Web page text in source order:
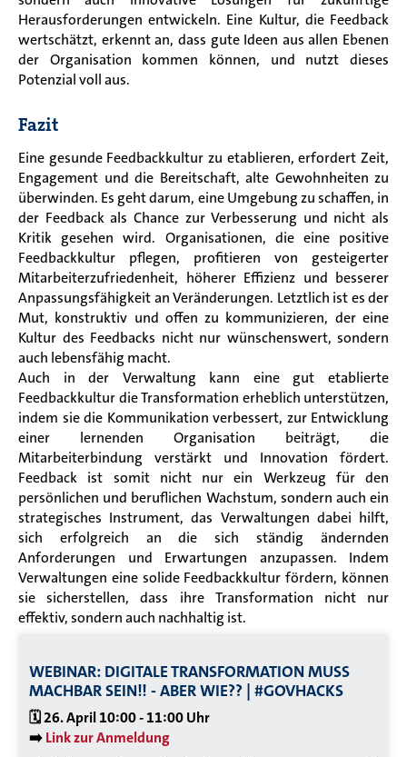
Herausforderungen entwickeln. Eine Kultur, die Feedback
wertschätzt, erkennt an, dass gute Ideen aus allen Ebenen
der Organisation kommen können, und nutzt dieses
Potenzial voll aus.
Fazit
Eine gesunde Feedbackkultur zu etablieren, erfordert Zeit,
Engagement und die Bereitschaft, alte Gewohnheiten zu
überwinden. Es geht darum, eine Umgebung zu schaffen, in
der Feedback als Chance zur Verbesserung und nicht als
Kritik gesehen wird. Organisationen, die eine positive
Feedbackkultur pflegen, profitieren von gesteigerter
Mitarbeiterzufriedenheit, höherer Effizienz und besserer
Anpassungsfähigkeit an Veränderungen. Letztlich ist es der
Mut, konstruktiv und offen zu kommunizieren, der eine
Kultur des Feedbacks nicht nur wünschenswert, sondern
auch lebensfähig macht.
Auch in der Verwaltung kann eine gut etablierte
Feedbackkultur die Transformation erheblich unterstützen,
indem sie die Kommunikation verbessert, zur Entwicklung
einer lernenden Organisation beiträgt, die
Mitarbeiterbindung verstärkt und Innovation fördert.
Feedback ist somit nicht nur ein Werkzeug für den
persönlichen und beruflichen Wachstum, sondern auch ein
strategisches Instrument, das Verwaltungen dabei hilft,
sich erfolgreich an die sich ständig ändernden
Anforderungen und Erwartungen anzupassen. Indem
Verwaltungen eine solide Feedbackkultur fördern, können
sie sicherstellen, dass ihre Transformation nicht nur
effektiv, sondern auch nachhaltig ist.
WEBINAR: DIGITALE TRANSFORMATION MUSS
MACHBAR SEIN!! - ABER WIE?? | #GOVHACKS
🗓️ 26. April 10:00 - 11:00 Uhr
➡️Link zur Anmeldung